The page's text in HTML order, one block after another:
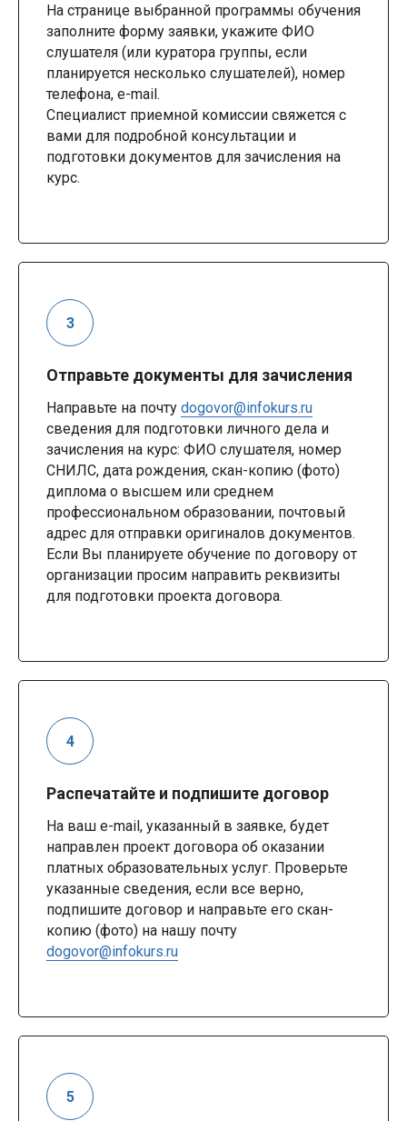
На странице выбранной программы обучения
заполните форму заявки, укажите ФИО
слушателя (или куратора группы, если
планируется несколько слушателей), номер
телефона, e-mail.
Специалист приемной комиссии свяжется с
вами для подробной консультации и
подготовки документов для зачисления на
курс.
Отправьте документы для зачисления
Направьте на почту dogovor@infokurs.ru
сведения для подготовки личного дела и
зачисления на курс: ФИО слушателя, номер
СНИЛС, дата рождения, скан-копию (фото)
диплома о высшем или среднем
профессиональном образовании, почтовый
адрес для отправки оригиналов документов.
Если Вы планируете обучение по договору от
организации просим направить реквизиты
для подготовки проекта договора.
Распечатайте и подпишите договор
На ваш e-mail, указанный в заявке, будет
направлен проект договора об оказании
платных образовательных услуг. Проверьте
указанные сведения, если все верно,
подпишите договор и направьте его скан-
копию (фото) на нашу почту
dogovor@infokurs.ru